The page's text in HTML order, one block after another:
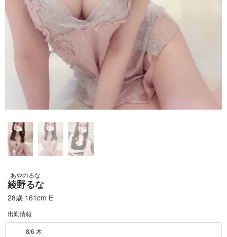
あやのるな
綾野るな
28歳 161cm E
出勤情報
8/6 木